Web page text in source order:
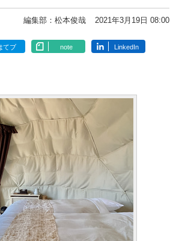
編集部：松本俊哉 2021年3月19日 08:00
てブ note LinkedIn